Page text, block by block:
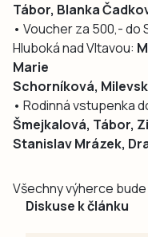
Tábor, Blanka
• Voucher za 500,-
Hluboká nad Vltavou:
Marie
Schorníková,
• Rodinná vstupenka
Šmejkalová, Tábor,
Stanislav Mrázek,
Všechny výherce
Diskuse k článku